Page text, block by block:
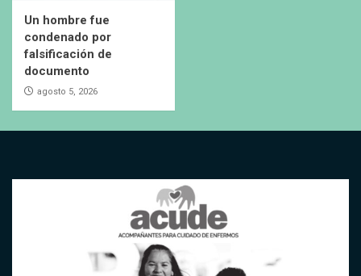
Un hombre fue
condenado por
falsificación de
documento
agosto 5, 2026